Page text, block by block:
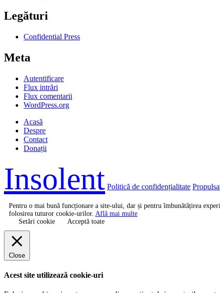
Legături
Confidential Press
Meta
Autentificare
Flux intrări
Flux comentarii
WordPress.org
Acasă
Despre
Contact
Donații
Insolent Politică de confidențialitate
Pentru o mai bună funcționare a site-ului, dar și pentru îmbunătățirea
folosirea tuturor cookie-urilor. Află mai multe
Setări cookie
Acceptă toate
Close
Acest site utilizează cookie-uri